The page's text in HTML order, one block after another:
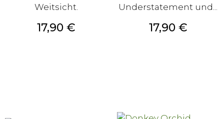
Weitsicht.
Preis
17,90 €
Understatement und...
Preis
17,90 €